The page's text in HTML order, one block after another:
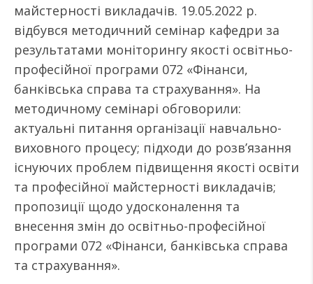
майстерності викладачів. 19.05.2022 р.
відбувся методичний семінар кафедри за
результатами моніторингу якості освітньо-
професійної програми 072 «Фінанси,
банківська справа та страхування». На
методичному семінарі обговорили:
актуальні питання організації навчально-
виховного процесу; підходи до розв’язання
існуючих проблем підвищення якості освіти
та професійної майстерності викладачів;
пропозиції щодо удосконалення та
внесення змін до освітньо-професійної
програми 072 «Фінанси, банківська справа
та страхування».